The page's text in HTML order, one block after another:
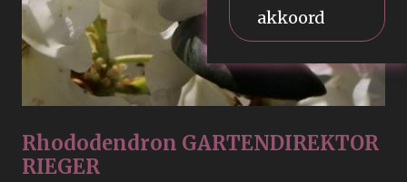
Rhododendron GARTENDIREKTOR
RIEGER
akkoord